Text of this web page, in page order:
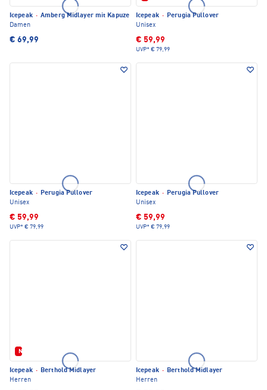
Icepeak · Amberg Midlayer mit Kapuze
Damen
€ 69,99
Icepeak · Perugia Pullover
Unisex
€ 59,99
UVP* € 79,99
Icepeak · Perugia Pullover
Unisex
€ 59,99
UVP* € 79,99
Icepeak · Perugia Pullover
Unisex
€ 59,99
UVP* € 79,99
Neu
Icepeak · Berthold Midlayer
Herren
Icepeak · Berthold Midlayer
Herren